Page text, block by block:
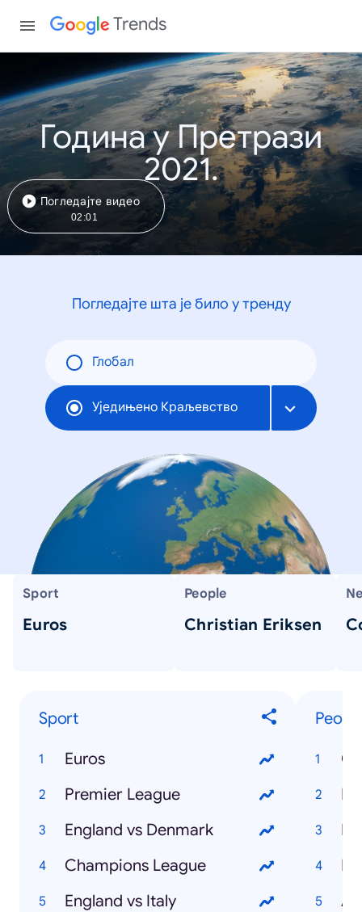
Trends
Година у Претрази
2021.
Погледајте видео
02:01
Погледајте шта је било у тренду
Глобал
Уједињено Краљевство
Sport
Euros
People
Christian Eriksen
Sport
Euros
Premier League
England vs Denmark
Champions League
England vs Italy